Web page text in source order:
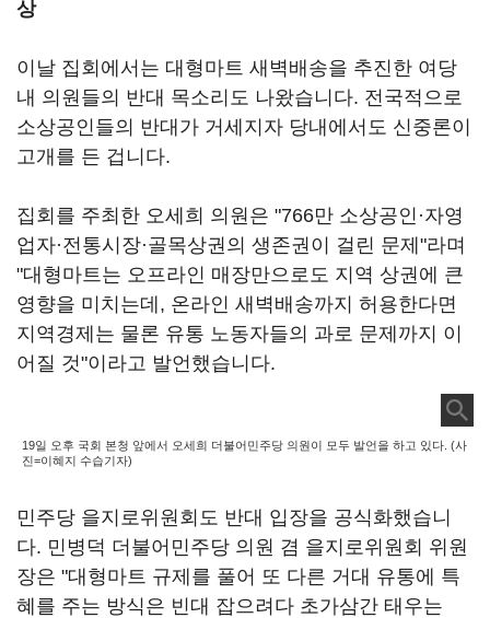
상
이날 집회에서는 대형마트 새벽배송을 추진한 여당
내 의원들의 반대 목소리도 나왔습니다. 전국적으로
소상공인들의 반대가 거세지자 당내에서도 신중론이
고개를 든 겁니다.
집회를 주최한 오세희 의원은 "766만 소상공인·자영
업자·전통시장·골목상권의 생존권이 걸린 문제"라며
"대형마트는 오프라인 매장만으로도 지역 상권에 큰
영향을 미치는데, 온라인 새벽배송까지 허용한다면
지역경제는 물론 유통 노동자들의 과로 문제까지 이
어질 것"이라고 발언했습니다.
19일 오후 국회 본청 앞에서 오세희 더불어민주당 의원이 모두 발언을 하고 있다. (사
진=이혜지 수습기자)
민주당 을지로위원회도 반대 입장을 공식화했습니
다. 민병덕 더불어민주당 의원 겸 을지로위원회 위원
장은 "대형마트 규제를 풀어 또 다른 거대 유통에 특
혜를 주는 방식은 빈대 잡으려다 초가삼간 태우는